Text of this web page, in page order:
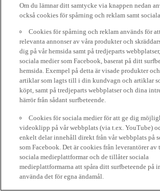
Om du lämnar ditt samtycke via knappen nedan
också cookies för spårning och reklam samt
Cookies för spårning och reklam används för
relevanta annonser av våra produkter och
dig på vår hemsida samt på tredjeparts
sociala medier som Facebook, baserat på ditt
hemsida. Exempel på detta är visade produkter
artiklar som lagts till i din kundvagn och artiklar
köpt, samt på tredjeparts webbplatser och dina
härrör från sådant surfbeteende.
Cookies för sociala medier för att ge dig
videoklipp på vår webbplats (via t.ex. YouTube)
enkelt delar innehåll direkt från vår webbplats på
som Facebook. Det är cookies från leverantörer av
sociala medieplattformar och de tillåter sociala
medieplattformarna att spåra ditt surfbeteende på
använda det för egna ändamål.